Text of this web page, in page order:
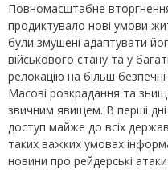
Повномасштабне
продиктувало нові умови
були змушені адаптувати
військового стану та у
релокацію на більш
Масові розкрадання та
звичним явищем. В перші дні
доступ майже до всіх
таких важких умовах
новини про рейдерські